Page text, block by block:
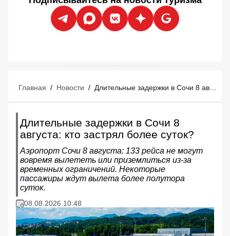
Главная / Новости /
Длительные задержки в Сочи 8
августа: кто застрял более суток?
Аэропорт Сочи 8 августа: 133 рейса не могут
вовремя вылететь или приземлиться из-за
временных ограничений. Некоторые
пассажиры ждут вылета более полутора
суток.
08.08.2026 10:48